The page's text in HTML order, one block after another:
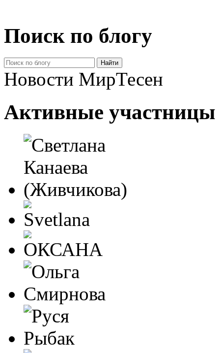
Поиск по блогу
Новости МирТесен
Активные участницы